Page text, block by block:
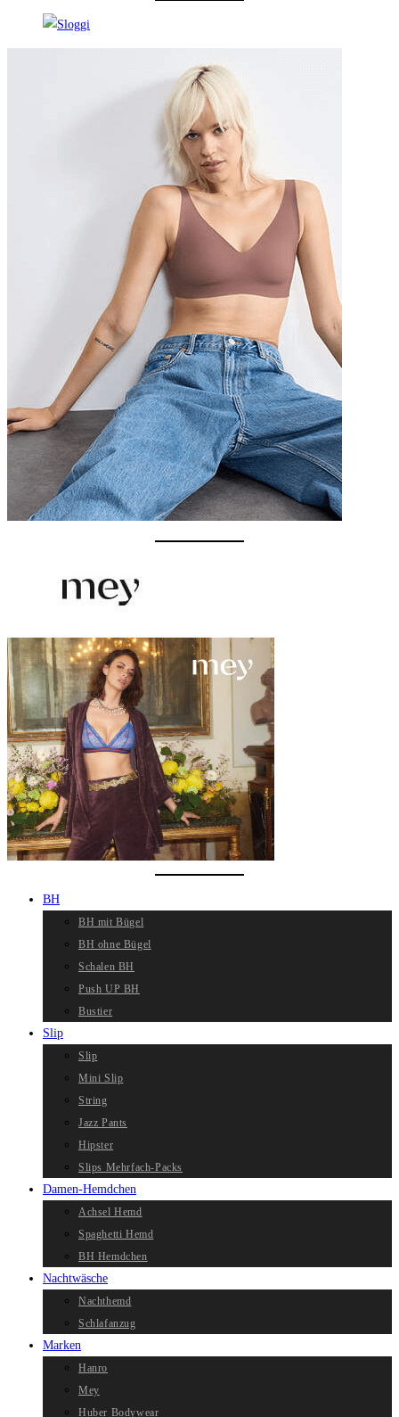
BH
BH mit Bügel
BH ohne Bügel
Schalen BH
Push UP BH
Bustier
Slip
Slip
Mini Slip
String
Jazz Pants
Hipster
Slips Mehrfach-Packs
Damen-Hemdchen
Achsel Hemd
Spaghetti Hemd
BH Hemdchen
Nachtwäsche
Nachthemd
Schlafanzug
Marken
Hanro
Mey
Huber Bodywear